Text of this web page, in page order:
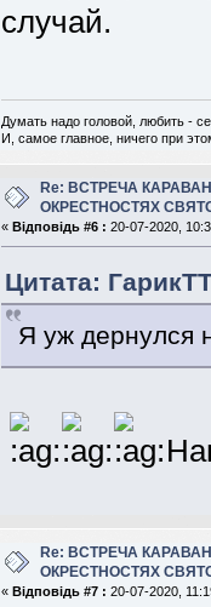
случай.
Думать надо головой, любить -
И, самое главное, ничего при
Re: ВСТРЕЧА
ОКРЕСТНОСТЯХ
« Відповідь #6 : 20-07-2020,
Цитата:
Я уж дернулся
Re: ВСТРЕЧА
ОКРЕСТНОСТЯХ
« Відповідь #7 : 20-07-2020,